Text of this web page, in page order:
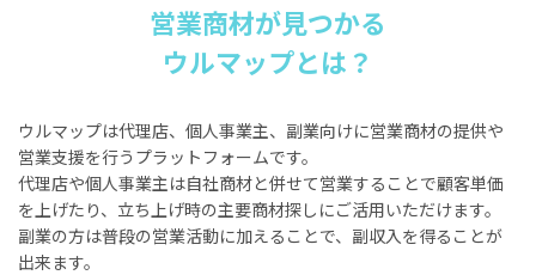
営業商材が見つかる
ウルマップとは？
ウルマップは代理店、個人事業主、副業向けに営業商材の提供や
営業支援を行うプラットフォームです。
代理店や個人事業主は自社商材と併せて営業することで顧客単価
を上げたり、立ち上げ時の主要商材探しにご活用いただけます。
副業の方は普段の営業活動に加えることで、副収入を得ることが
出来ます。